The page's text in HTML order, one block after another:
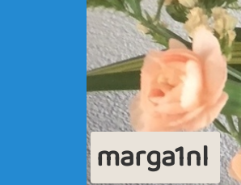
marga1nl